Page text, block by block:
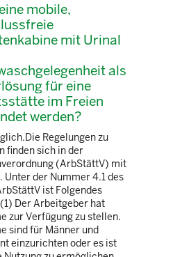
mobile,
mit Urinal
als
für eine
im Freien
werden?
Regelungen zu
finden sich in der
(ArbStättV) mit
Unter der Nummer 4.1 des
ist Folgendes
Der Arbeitgeber hat
zur Verfügung zu stellen.
sind für Männer und
einzurichten oder es ist